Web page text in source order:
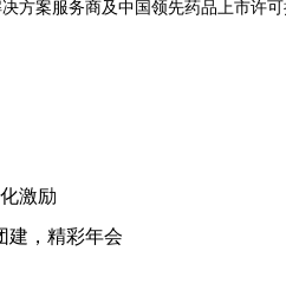
方案服务商及中国领先药品上市许可
激励
建，精彩年会